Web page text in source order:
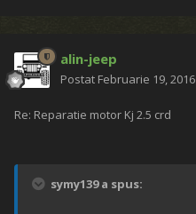
alin-jeep
Postat Februarie 19, 2016
Re: Reparatie motor Kj 2.5 crd
symy139 a spus: